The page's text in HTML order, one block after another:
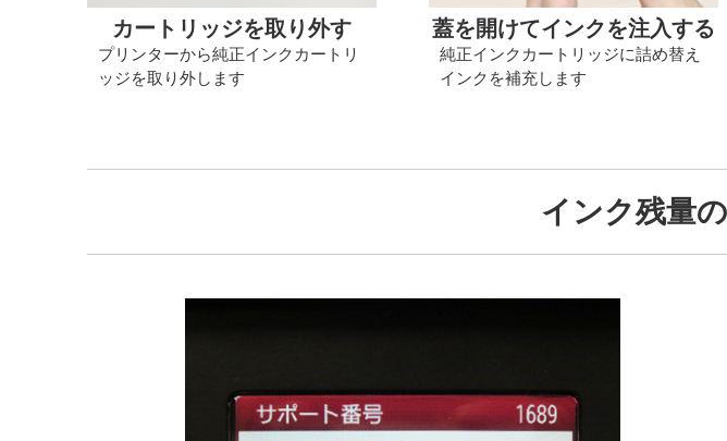
カートリッジを取り外す
プリンターから純正インクカートリ
ッジを取り外します
蓋を開けてインクを注入する
純正インクカートリッジに詰め替え
インクを補充します
インク残量